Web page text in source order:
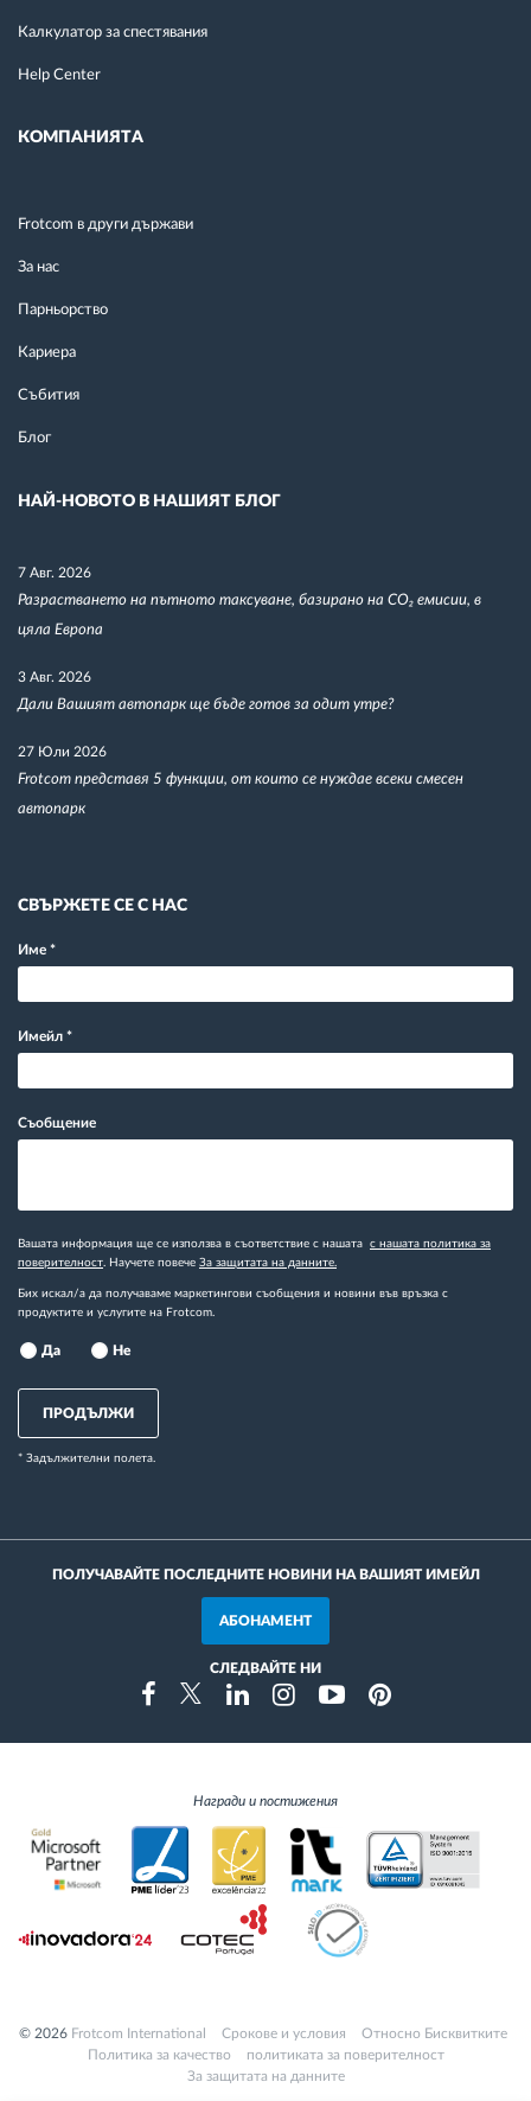
Калкулатор за спестявания
Help Center
КОМПАНИЯТА
Frotcom в други държави
За нас
Парньорство
Кариера
Събития
Блог
НАЙ-НОВОТО В НАШИЯТ БЛОГ
7 Авг. 2026
Разрастването на пътното таксуване, базирано на CO₂ емисии, в
цяла Европа
3 Авг. 2026
Дали Вашият автопарк ще бъде готов за одит утре?
27 Юли 2026
Frotcom представя 5 функции, от които се нуждае всеки смесен
автопарк
СВЪРЖЕТЕ СЕ С НАС
Име *
Имейл *
Съобщение
Вашата информация ще се използва в съответствие с нашата с нашата политика за
поверителност. Научете повече За защитата на данните.
Бих искал/а да получаваме маркетингови съобщения и новини във връзка с
продуктите и услугите на Frotcom.
Да Не
ПРОДЪЛЖИ
* Задължителни полета.
ПОЛУЧАВАЙТЕ ПОСЛЕДНИТЕ НОВИНИ НА ВАШИЯТ ИМЕЙЛ
АБОНАМЕНТ
СЛЕДВАЙТЕ НИ
FacebookTwitterLinkedinInstragramYoutubePinterest
Награди и постижения
© 2026 Frotcom International Cрокове и условия
Относно Бисквитките
Политика за качество
политиката за поверителност
За защитата на данните